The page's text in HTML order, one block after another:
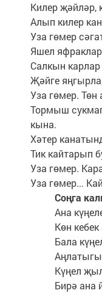
Килер җәйләр,
Алып килер
Уза гөмер
Яшел
Салкын карлар
Җәйге
Уза гөмер. Төн
Тормыш
кына.
Хәтер
Тик кайтарып
Уза гөмер.
Уза гөмер...
Соңга
Ана
Көн
Бала
Күңел
Бирә ана